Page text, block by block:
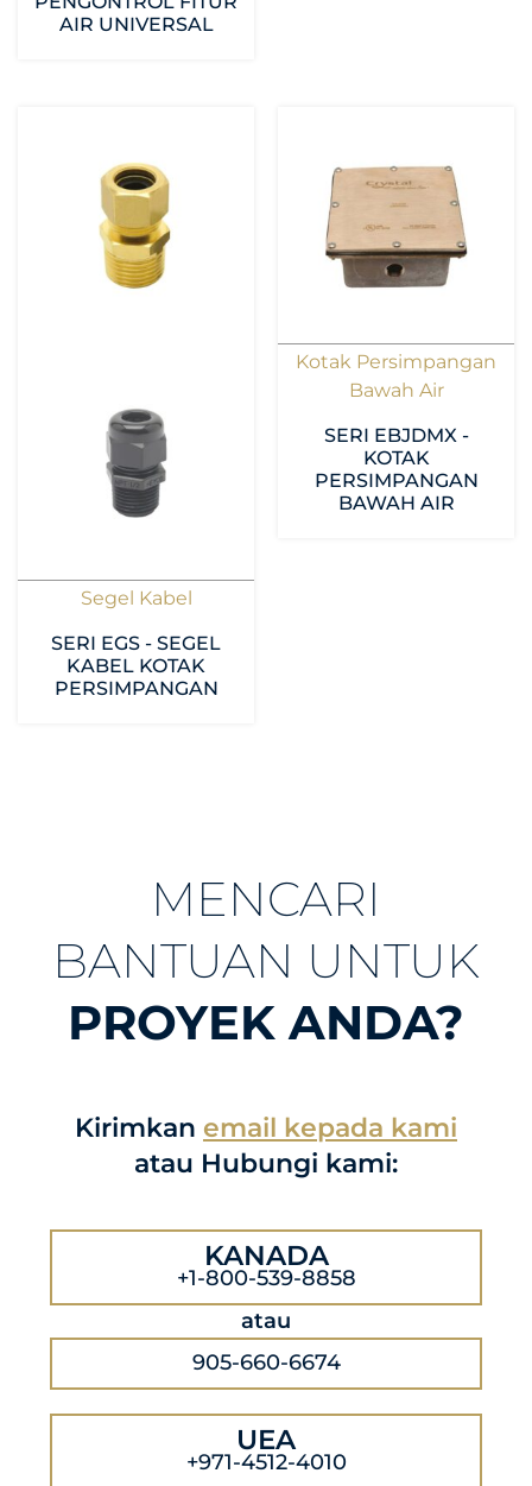
AIR UNIVERSAL
Segel Kabel
SERI EGS - SEGEL
KABEL KOTAK
PERSIMPANGAN
Kotak Persimpangan
Bawah Air
SERI EBJDMX -
KOTAK
PERSIMPANGAN
BAWAH AIR
MENCARI
BANTUAN UNTUK
PROYEK ANDA?
Kirimkan email kepada kami
atau Hubungi kami:
KANADA
+1-800-539-8858
atau
905-660-6674
UEA
+971-4512-4010